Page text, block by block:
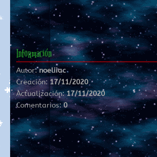
Información
Autor:noeliiac
Creación: 17/11/2020
Actualización:17/11/2020
Comentarios:0